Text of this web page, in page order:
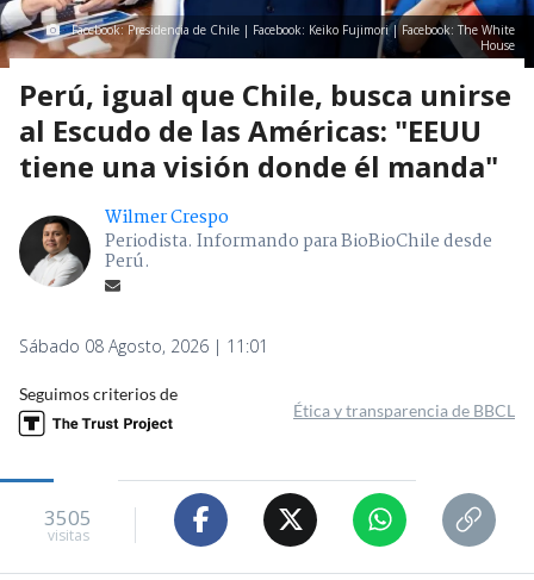
Facebook: Presidencia de Chile | Facebook: Keiko Fujimori | Facebook: The White
House
Perú, igual que Chile, busca unirse
al Escudo de las Américas: "EEUU
tiene una visión donde él manda"
Wilmer Crespo
Periodista. Informando para BioBioChile desde
Perú.
Sábado 08 Agosto, 2026 | 11:01
Seguimos criterios de
Ética y transparencia de BBCL
3505
visitas